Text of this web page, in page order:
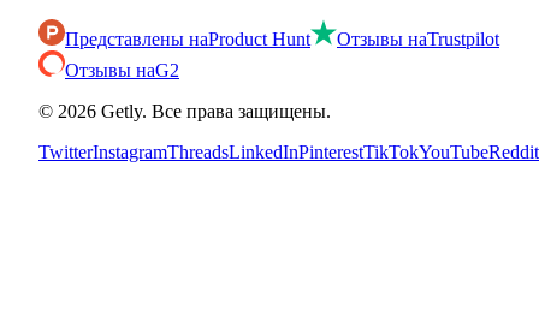
Представлены наProduct Hunt Отзывы наTrustpilot
Отзывы наG2
© 2026 Getly. Все права защищены.
TwitterInstagramThreadsLinkedInPinterestTikTokYouTubeReddit